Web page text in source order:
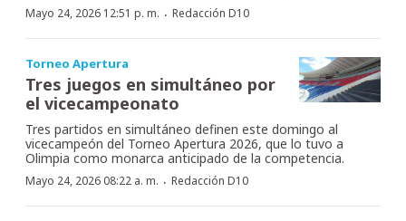
Mayo 24, 2026 12:51 p. m. · Redacción D10
Torneo Apertura
Tres juegos en simultáneo por
el vicecampeonato
Tres partidos en simultáneo definen este domingo al
vicecampeón del Torneo Apertura 2026, que lo tuvo a
Olimpia como monarca anticipado de la competencia.
Mayo 24, 2026 08:22 a. m. · Redacción D10